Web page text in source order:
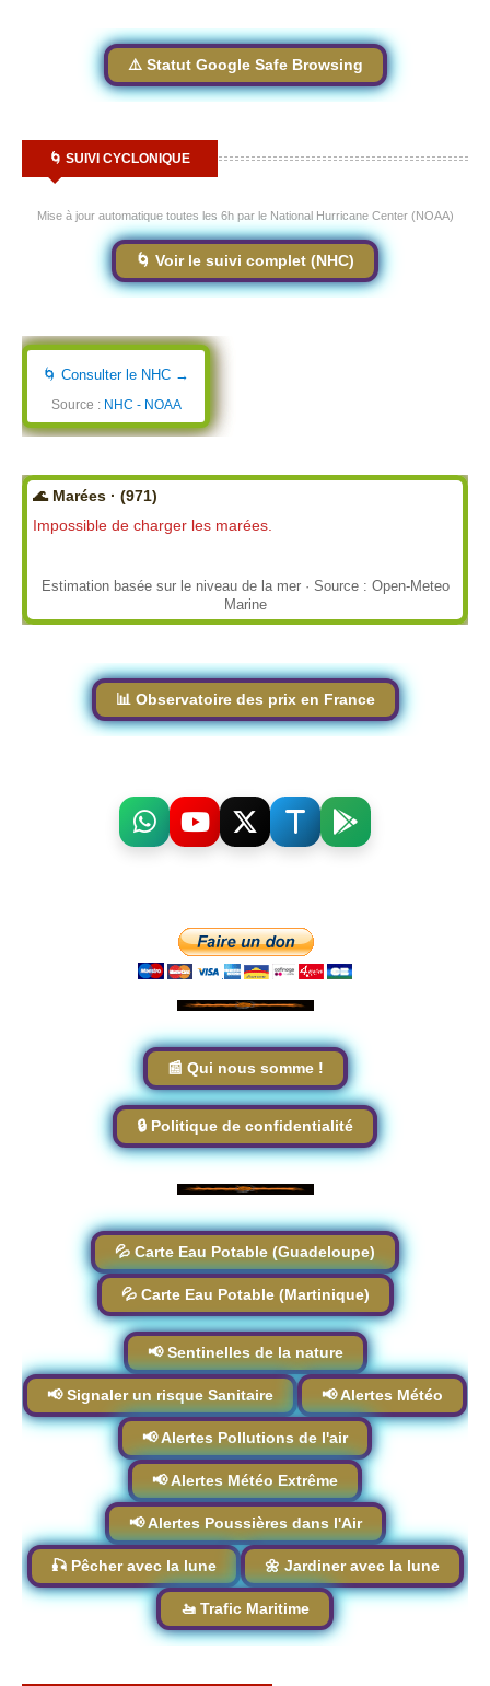
⚠️ Statut Google Safe Browsing
🌀 SUIVI CYCLONIQUE
Mise à jour automatique toutes les 6h par le National Hurricane Center (NOAA)
🌀 Voir le suivi complet (NHC)
🌀 Consulter le NHC →
Source : NHC - NOAA
🌊 Marées · (971)
Impossible de charger les marées.
Estimation basée sur le niveau de la mer · Source : Open-Meteo
Marine
📊 Observatoire des prix en France
📰 Qui nous somme !
🔒 Politique de confidentialité
💦 Carte Eau Potable (Guadeloupe)
💦 Carte Eau Potable (Martinique)
📢 Sentinelles de la nature
📢 Signaler un risque Sanitaire 📢 Alertes Météo
📢 Alertes Pollutions de l'air
📢 Alertes Météo Extrême
📢 Alertes Poussières dans l'Air
🎣 Pêcher avec la lune 🌼 Jardiner avec la lune
🚤 Trafic Maritime